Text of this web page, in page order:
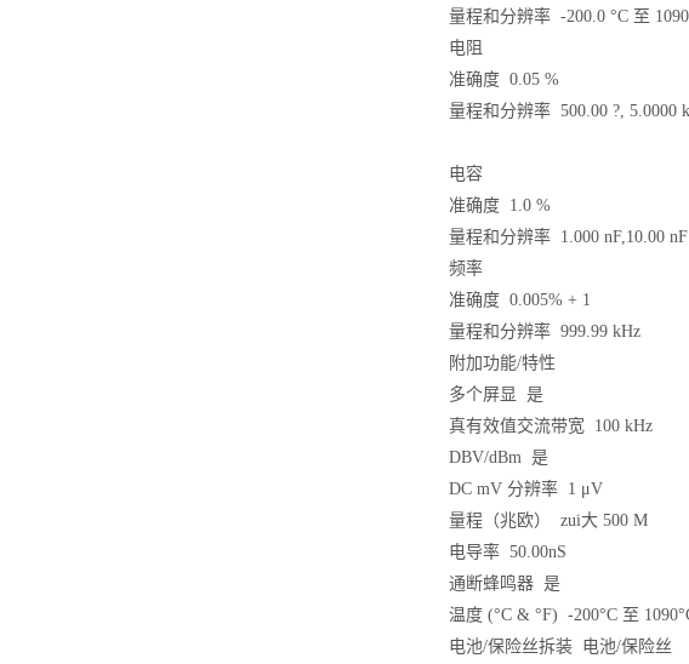
量程和分辨率 -200.0 °C 至
电阻
准确度 0.05 %
量程和分辨率 500.00 ?, 5.0000
电容
准确度 1.0 %
量程和分辨率 1.000 nF,10.00 nF
频率
准确度 0.005% + 1
量程和分辨率 999.99 kHz
附加功能/特性
多个屏显 是
真有效值交流带宽 100 kHz
DBV/dBm 是
DC mV 分辨率 1 μV
量程（兆欧） zui大 500 M
电导率 50.00nS
通断蜂鸣器 是
温度 (°C & °F) -200°C 至
电池/保险丝拆装 电池/保险丝